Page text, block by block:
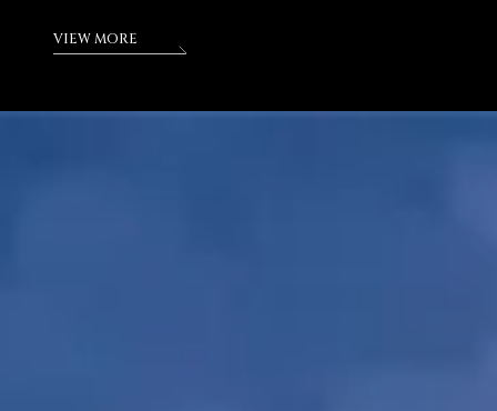
VIEW MORE